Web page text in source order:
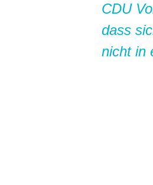
CDU
dass
nicht in